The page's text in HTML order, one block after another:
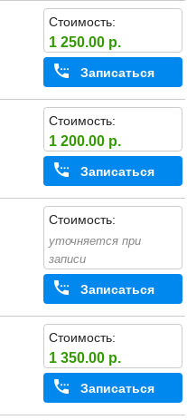
Стоимость:
1 250.00 р.
Записаться
Стоимость:
1 200.00 р.
Записаться
Стоимость:
уточняется при
записи
Записаться
Стоимость:
1 350.00 р.
Записаться